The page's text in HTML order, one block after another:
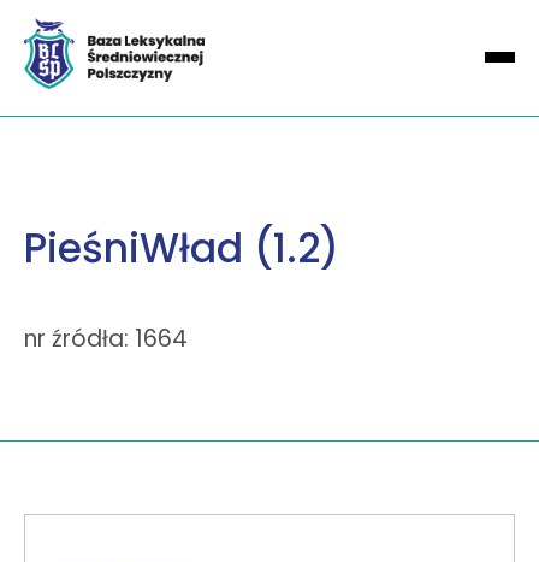
PieśniWład (1.2)
nr źródła: 1664